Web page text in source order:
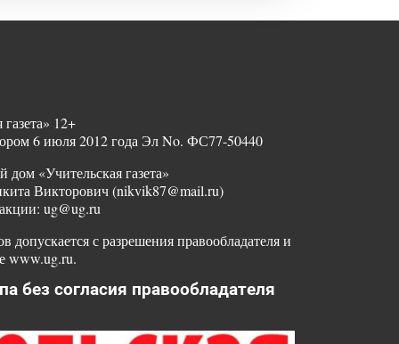
12+
6 июля 2012 года Эл No. ФС77-50440
«Учительская газета»
Викторович (nikvik87@mail.ru)
ug@ug.ru
допускается с разрешения правообладателя и
www.ug.ru.
без согласия правообладателя